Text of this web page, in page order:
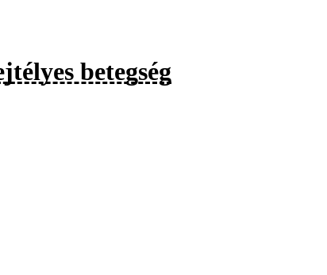
betegség